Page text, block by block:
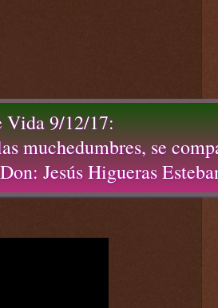
Vida 9/12/17:
muchedumbres, se
Jesús Higueras